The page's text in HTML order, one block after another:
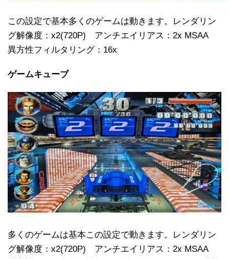
この設定で基本多くのゲームは動きます。レンダリン
グ解像度：x2(720P) アンチエイリアス：2x MSAA
異方性フィルタリング：16x
ゲームキューブ
多くのゲームは基本この設定で動きます。レンダリン
グ解像度：x2(720P) アンチエイリアス：2x MSAA